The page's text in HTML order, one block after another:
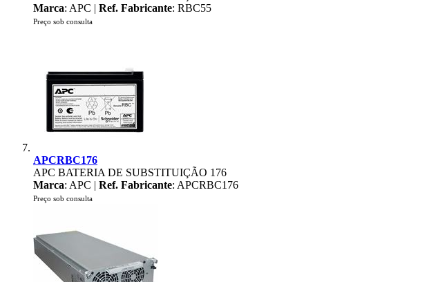
Marca: APC | Ref. Fabricante: RBC55
Preço sob consulta
APCRBC176
APC BATERIA DE SUBSTITUIÇÃO 176
Marca: APC | Ref. Fabricante: APCRBC176
Preço sob consulta